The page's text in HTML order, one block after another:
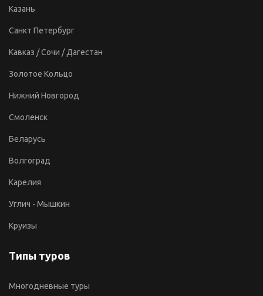
Казань
Санкт Петербург
Кавказ / Сочи / Дагестан
Золотое Кольцо
Нижний Новгород
Смоленск
Беларусь
Волгоград
Карелия
Углич - Мышкин
Круизы
Типы туров
Многодневные туры